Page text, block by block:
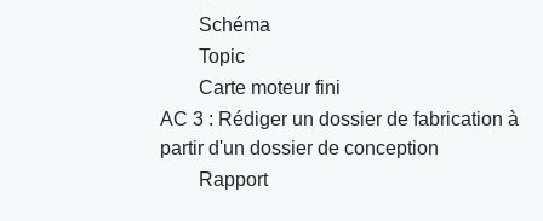
Schéma
Topic
Carte moteur fini
AC 3 : Rédiger un dossier de fabrication à
partir d'un dossier de conception
Rapport